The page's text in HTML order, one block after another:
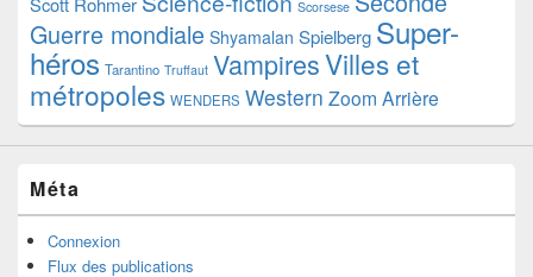
Scorsese
Guerre mondiale Shyamalan Spielberg Super-
héros Tarantino Truffaut VampiresVilles et
métropoles WENDERS Western Zoom Arrière
Méta
Connexion
Flux des publications